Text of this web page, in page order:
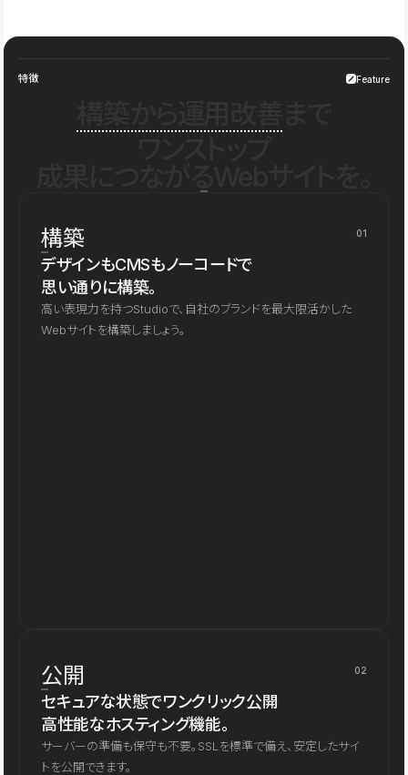
特徴 Feature
構築 01
デザインもCMSもノーコードで
思い通りに構築。
高い表現力を持つStudioで、自社のブランドを最大限活かした
Webサイトを構築しましょう。
公開 02
セキュアな状態でワンクリック公開
高性能なホスティング機能。
サーバーの準備も保守も不要。SSLを標準で備え、安定したサイ
トを公開できます。